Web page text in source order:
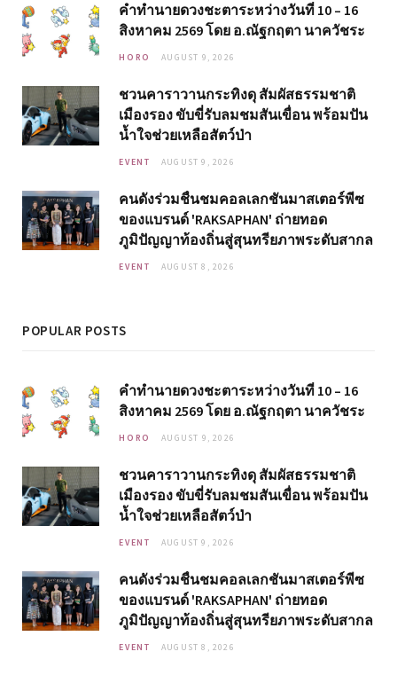
คำทำนายดวงชะตาระหว่างวันที่ 10 – 16
สิงหาคม 2569 โดย อ.ณัฐกฤตา นาควัชระ
HORO AUGUST 9, 2026
ชวนคาราวานกระทิงดุ สัมผัสธรรมชาติ
เมืองรอง ขับขี่รับลมชมสันเขื่อน พร้อมปัน
น้ำใจช่วยเหลือสัตว์ป่า
EVENT AUGUST 9, 2026
คนดังร่วมชื่นชมคอลเลกชันมาสเตอร์พีซ
ของแบรนด์ 'RAKSAPHAN' ถ่ายทอด
ภูมิปัญญาท้องถิ่นสู่สุนทรียภาพระดับสากล
EVENT AUGUST 8, 2026
POPULAR POSTS
คำทำนายดวงชะตาระหว่างวันที่ 10 – 16
สิงหาคม 2569 โดย อ.ณัฐกฤตา นาควัชระ
HORO AUGUST 9, 2026
ชวนคาราวานกระทิงดุ สัมผัสธรรมชาติ
เมืองรอง ขับขี่รับลมชมสันเขื่อน พร้อมปัน
น้ำใจช่วยเหลือสัตว์ป่า
EVENT AUGUST 9, 2026
คนดังร่วมชื่นชมคอลเลกชันมาสเตอร์พีซ
ของแบรนด์ 'RAKSAPHAN' ถ่ายทอด
ภูมิปัญญาท้องถิ่นสู่สุนทรียภาพระดับสากล
EVENT AUGUST 8, 2026